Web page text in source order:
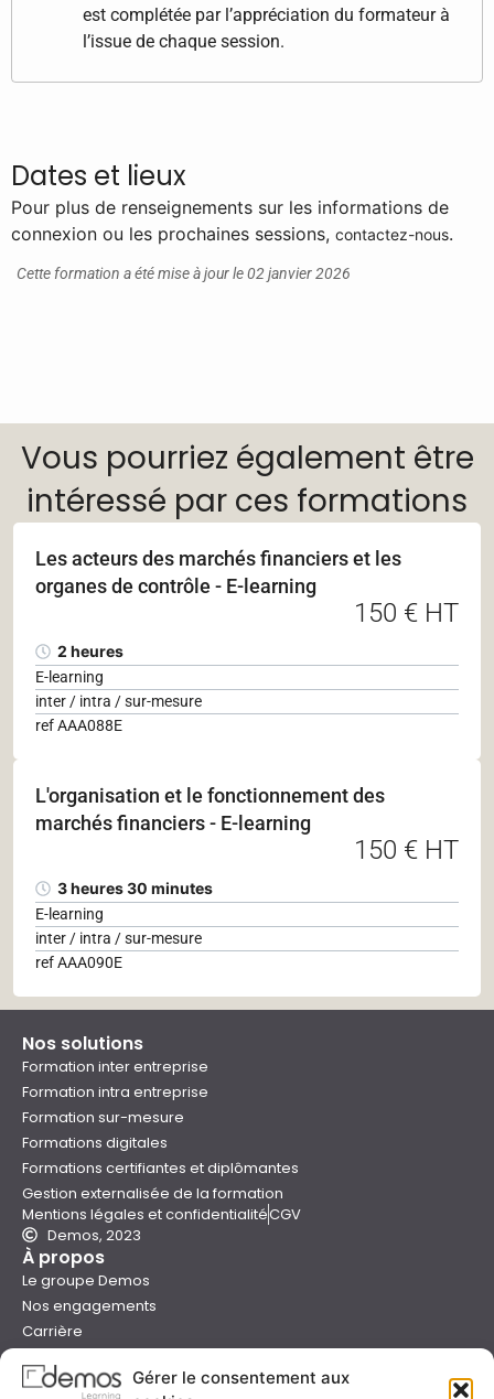
Gérer le consentement aux
est complétée par l’appréciation du formateur à
l’issue de chaque session.
Dates et lieux
Pour plus de renseignements sur les informations de
connexion ou les prochaines sessions, contactez-nous.
Cette formation a été mise à jour le 02 janvier 2026
Vous pourriez également être
intéressé par ces formations
Les acteurs des marchés financiers et les
organes de contrôle - E-learning
150 € HT
2 heures
E-learning
inter / intra / sur-mesure
ref AAA088E
L'organisation et le fonctionnement des
marchés financiers - E-learning
150 € HT
3 heures 30 minutes
E-learning
inter / intra / sur-mesure
ref AAA090E
Nos solutions
Formation inter entreprise
Formation intra entreprise
Formation sur-mesure
Formations digitales
Formations certifiantes et diplômantes
Gestion externalisée de la formation
Mentions légales et confidentialitéCGV
Demos, 2023
À propos
Le groupe Demos
Nos engagements
Carrière
Presse